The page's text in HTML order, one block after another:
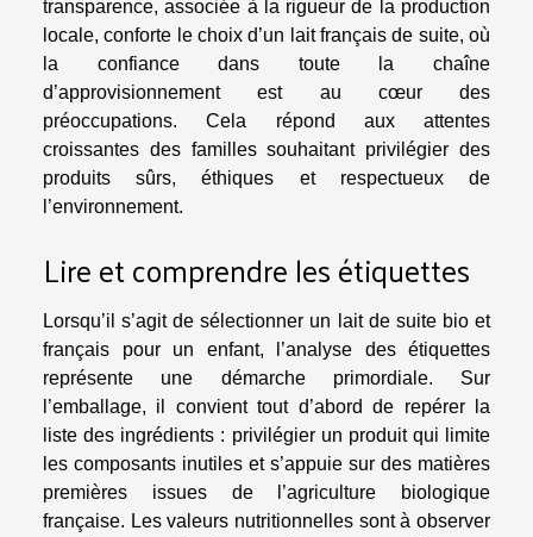
transparence, associée à la rigueur de la production
locale, conforte le choix d’un lait français de suite, où
la confiance dans toute la chaîne
d’approvisionnement est au cœur des
préoccupations. Cela répond aux attentes
croissantes des familles souhaitant privilégier des
produits sûrs, éthiques et respectueux de
l’environnement.
Lire et comprendre les étiquettes
Lorsqu’il s’agit de sélectionner un lait de suite bio et
français pour un enfant, l’analyse des étiquettes
représente une démarche primordiale. Sur
l’emballage, il convient tout d’abord de repérer la
liste des ingrédients : privilégier un produit qui limite
les composants inutiles et s’appuie sur des matières
premières issues de l’agriculture biologique
française. Les valeurs nutritionnelles sont à observer